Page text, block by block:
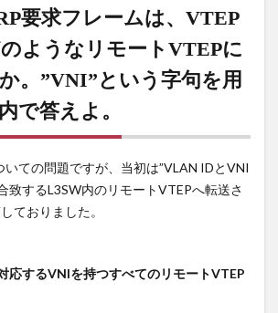
要求フレームは、VTEP
ようなリモートVTEPに
。”VNI”という字句を用
で答えよ。
いての問題ですが、当初は”VLAN IDとVNI
致するL3SW内のリモートVTEPへ転送さ
ておりました。
応するVNIを持つすべてのリモートVTEP